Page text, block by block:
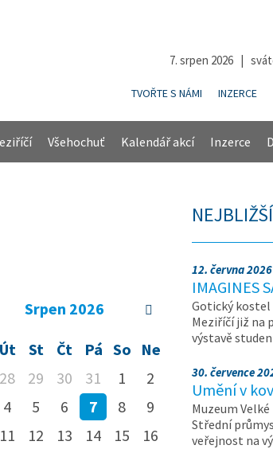
7. srpen 2026 |
TVOŘTE S NÁMI INZERCE
Všehochuť Kalendář akcí Inzerce
Srpen 2026
Út St Čt Pá So Ne
28 29 30 31 1
2
4 5 6 7 8
9
11 12 13 14 15
16
12. června
IMAGINES
Gotický kostel
Meziříčí již na
výstavě
30. července
Umění v
Muzeum
Střední
veřejnost na